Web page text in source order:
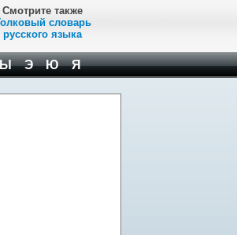
Смотрите также
словарь
русского языка
Э Ю Я